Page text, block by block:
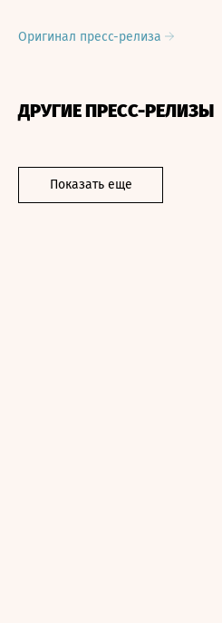
Оригинал пресс-релиза
ДРУГИЕ ПРЕСС-РЕЛИЗЫ
Показать еще